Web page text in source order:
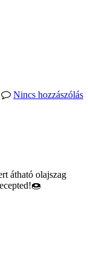
Nincs hozzászólás
átható olajszag